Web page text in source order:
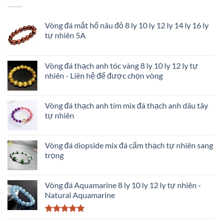
mất
đó
–
Kích
lộc
tình
Vòng đá mắt hổ nâu đỏ 8 ly 10 ly 12 ly 14 ly 16 ly
tự nhiên 5A
Vòng đá thạch anh tóc vàng 8 ly 10 ly 12 ly tự
nhiên - Liên hệ để được chọn vòng
Vòng đá thạch anh tím mix đá thạch anh dâu tây
tự nhiên
Vòng đá diopside mix đá cẩm thạch tự nhiên sang
trọng
Vòng đá Aquamarine 8 ly 10 ly 12 ly tự nhiên -
Natural Aquamarine